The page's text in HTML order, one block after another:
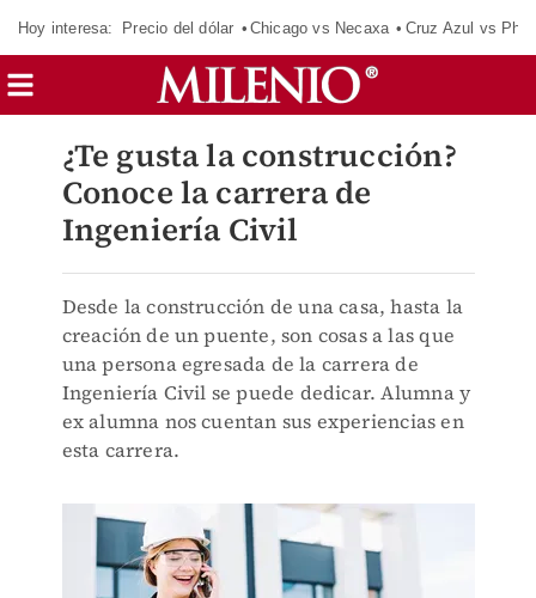
Hoy interesa: Precio del dólar Chicago vs Necaxa Cruz Azul vs
¿Te gusta la construcción?
Conoce la carrera de
Ingeniería Civil
Desde la construcción de una casa, hasta la
creación de un puente, son cosas a las que
una persona egresada de la carrera de
Ingeniería Civil se puede dedicar. Alumna y
ex alumna nos cuentan sus experiencias en
esta carrera.